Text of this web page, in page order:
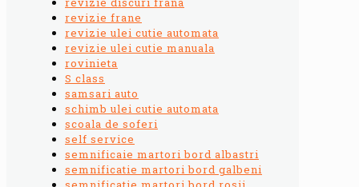
revizie frane
revizie ulei cutie automata
revizie ulei cutie manuala
rovinieta
S class
samsari auto
schimb ulei cutie automata
scoala de soferi
self service
semnificaie martori bord albastri
semnificatie martori bord galbeni